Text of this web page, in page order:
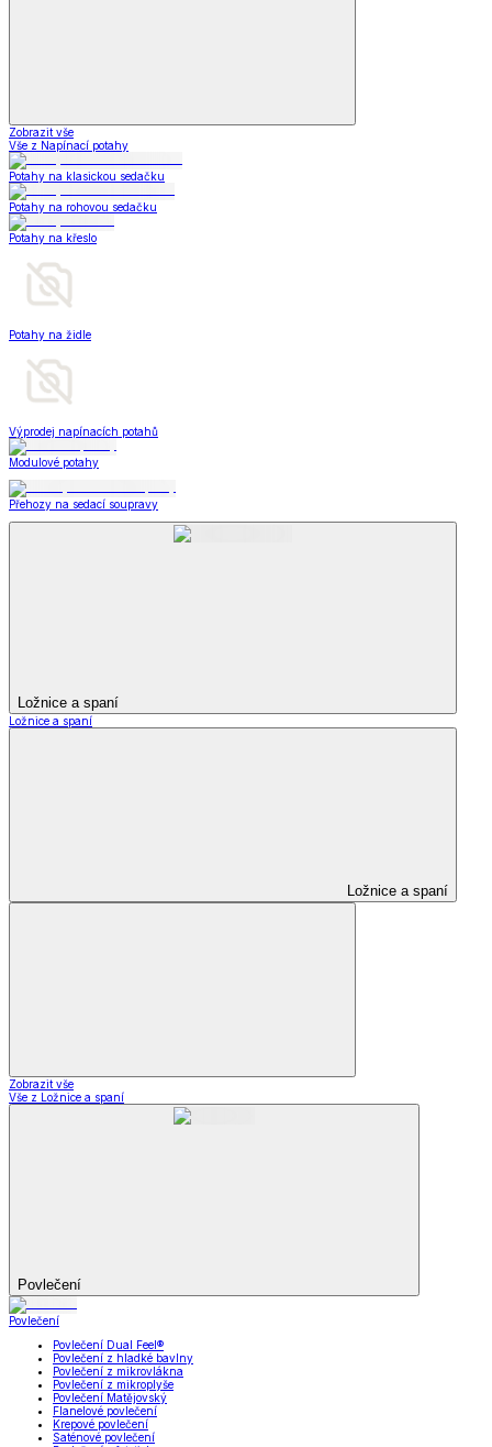
Zobrazit vše
Vše z Napínací potahy
Potahy na klasickou sedačku
Potahy na rohovou sedačku
Potahy na křeslo
Potahy na židle
Výprodej napínacích potahů
Modulové potahy
Přehozy na sedací soupravy
Ložnice a spaní
Ložnice a spaní
Ložnice a spaní
Zobrazit vše
Vše z Ložnice a spaní
Povlečení
Povlečení
Povlečení Dual Feel®
Povlečení z hladké bavlny
Povlečení z mikrovlákna
Povlečení z mikroplyše
Povlečení Matějovský
Flanelové povlečení
Krepové povlečení
Saténové povlečení